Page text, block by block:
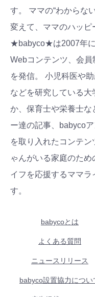
す。 ママの“わからな
変えて、ママのハッピ
★babyco★は2007年に
Webコンテンツ、会
を発信。 小児科医や
などを研究している
か、保育士や栄養士な
ー達の記事、babyco
を取り入れたコンテ
ゃんがいる家庭のた
イフを応援するママラ
す。
babycoとは
よくある質問
ニュースリリース
babyco設置協力につい